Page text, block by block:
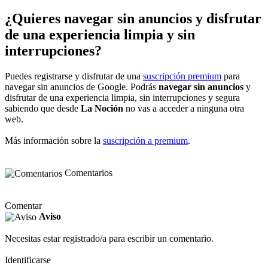
¿Quieres navegar sin anuncios y disfrutar
de una experiencia limpia y sin
interrupciones?
Puedes registrarse y disfrutar de una suscripción premium para
navegar sin anuncios de Google. Podrás navegar sin anuncios y
disfrutar de una experiencia limpia, sin interrupciones y segura
sabiendo que desde La Noción no vas a acceder a ninguna otra
web.
Más información sobre la suscripción a premium.
Comentarios
Comentar
Aviso
Necesitas estar registrado/a para escribir un comentario.
Identificarse